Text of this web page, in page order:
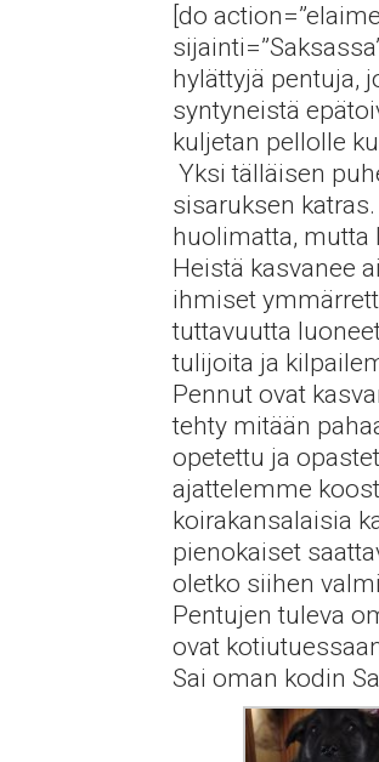
[do
hylättyjä pentuja,
syntyneistä
kuljetan pellolle
Yksi tälläisen
sisaruksen
huolimatta, mutta
Heistä kasvanee
ihmiset
tuttavuutta
tulijoita ja
Pennut ovat
tehty mitään
opetettu ja
ajattelemme
koirakansalaisia
pienokaiset
oletko siihen
Pentujen tuleva
ovat
Sai oman kodin